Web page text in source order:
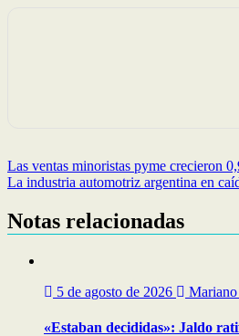
Navegación
de
entradas
Las ventas minoristas pyme crecieron
La industria automotriz argentina en
Notas relacionadas
5 de agosto de 2026
«Estaban decididas»: Jaldo